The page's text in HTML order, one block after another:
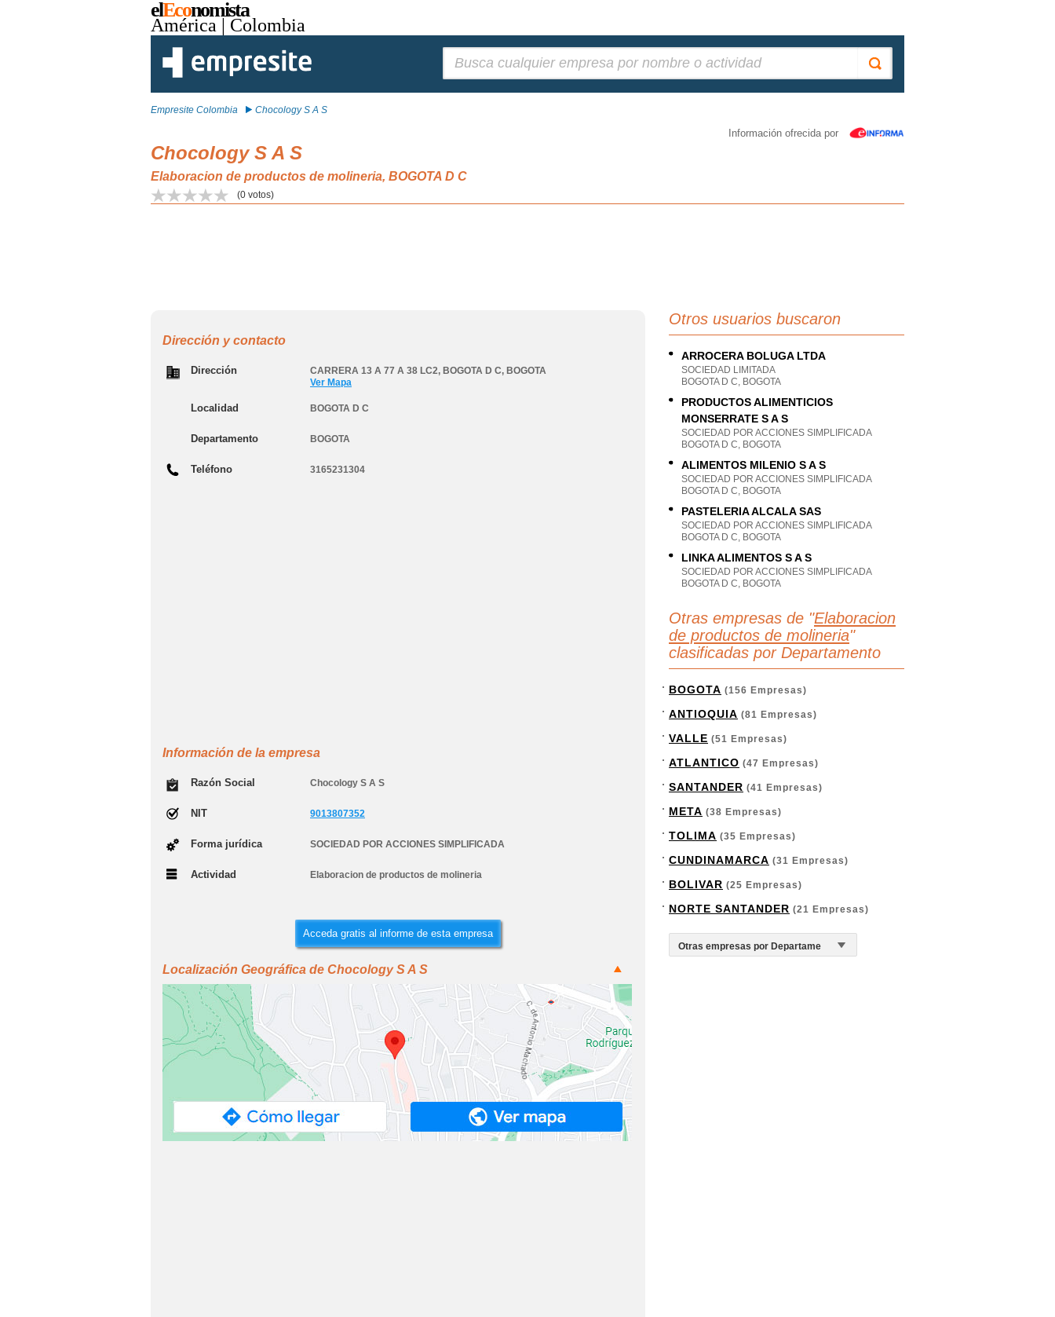
elEconomista
América | Colombia
Empresite Colombia Chocology S A S
Información ofrecida por
Chocology S A S
Elaboracion de productos de molineria, BOGOTA D C
(0 votos)
Dirección y contacto
Dirección CARRERA 13 A 77 A 38 LC2, BOGOTA D C, BOGOTA
Ver Mapa
Localidad BOGOTA D C
Departamento BOGOTA
Teléfono 3165231304
Información de la empresa
Razón Social Chocology S A S
NIT 9013807352
Forma jurídica SOCIEDAD POR ACCIONES SIMPLIFICADA
Actividad Elaboracion de productos de molineria
Acceda gratis al informe de esta empresa
Localización Geográfica de Chocology S A S
Otros usuarios buscaron
ARROCERA BOLUGA LTDA
SOCIEDAD LIMITADA
BOGOTA D C, BOGOTA
PRODUCTOS ALIMENTICIOS
MONSERRATE S A S
SOCIEDAD POR ACCIONES SIMPLIFICADA
BOGOTA D C, BOGOTA
ALIMENTOS MILENIO S A S
SOCIEDAD POR ACCIONES SIMPLIFICADA
BOGOTA D C, BOGOTA
PASTELERIA ALCALA SAS
SOCIEDAD POR ACCIONES SIMPLIFICADA
BOGOTA D C, BOGOTA
LINKA ALIMENTOS S A S
SOCIEDAD POR ACCIONES SIMPLIFICADA
BOGOTA D C, BOGOTA
Otras empresas de "Elaboracion
de productos de molineria"
clasificadas por Departamento
BOGOTA (156 Empresas)
ANTIOQUIA (81 Empresas)
VALLE (51 Empresas)
ATLANTICO (47 Empresas)
SANTANDER (41 Empresas)
META (38 Empresas)
TOLIMA (35 Empresas)
CUNDINAMARCA (31 Empresas)
BOLIVAR (25 Empresas)
NORTE SANTANDER (21 Empresas)